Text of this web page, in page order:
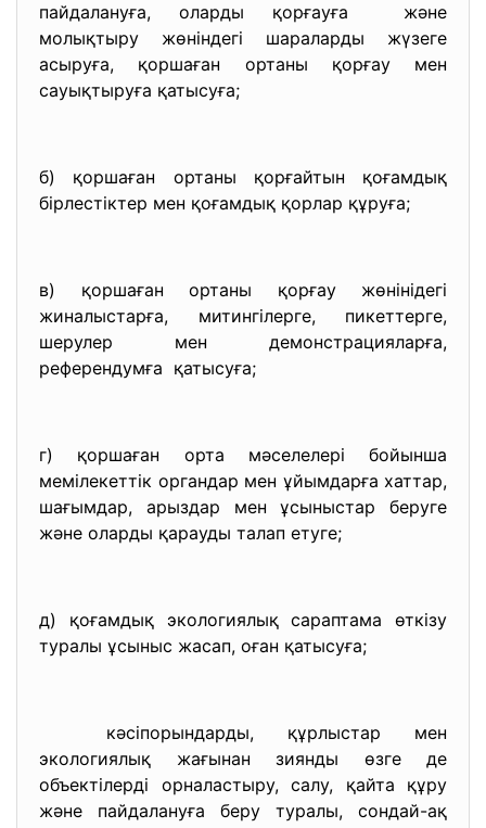
пайдалануға, оларды қорғауға және
молықтыру жөніндегі шараларды жүзеге
асыруға, қоршаған ортаны қорғау мен
сауықтыруға қатысуға;
б) қоршаған ортаны қорғайтын қоғамдық
бірлестіктер мен қоғамдық қорлар құруға;
в) қоршаған ортаны қорғау жөнінідегі
жиналыстарға, митингілерге, пикеттерге,
шерулер мен демонстрацияларға,
референдумға қатысуға;
г) қоршаған орта мәселелері бойынша
мемілекеттік органдар мен ұйымдарға хаттар,
шағымдар, арыздар мен ұсыныстар беруге
және оларды қарауды талап етуге;
д) қоғамдық экологиялық сараптама өткізу
туралы ұсыныс жасап, оған қатысуға;
кәсіпорындарды, құрлыстар мен
экологиялық жағынан зиянды өзге де
объектілерді орналастыру, салу, қайта құру
және пайдалануға беру туралы, сондай-ақ